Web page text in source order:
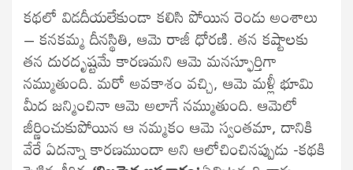
కథలో విడదీయలేకుండా కలిసి పోయిన రెండు అంశాలు
– కనకమ్మ దీనస్థితి, ఆమె రాజీ ధోరణి. తన కష్టాలకు
తన దురదృష్టమే కారణమని ఆమె మనస్ఫూర్తిగా
నమ్ముతుంది. మరో అవకాశం వచ్చి, ఆమె మళ్లీ భూమి
మీద జన్మించినా ఆమె అలాగే నమ్ముతుంది. ఆమెలో
జీర్ణించుకుపోయిన ఆ నమ్మకం ఆమె స్వంతమా, దానికి
వేరే ఏదన్నా కారణముందా అని ఆలోచించినప్పుడు -కథకి